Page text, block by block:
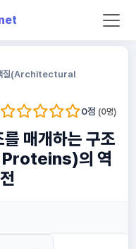
백질(Architectural
0점 (0명)
매개하는 구조
의 역